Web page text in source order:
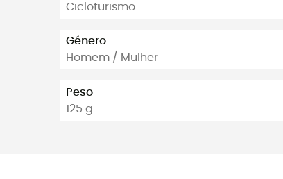
Cicloturismo
Género
Homem / Mulher
Peso
125 g